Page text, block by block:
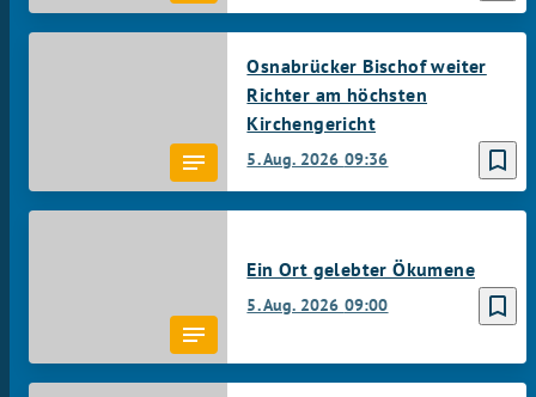
bookmark_border
5. Aug. 2026 09:36
Osnabrücker Bischof weiter
Richter am höchsten
Kirchengericht
bookmark_border
5. Aug. 2026 09:00
Ein Ort gelebter Ökumene